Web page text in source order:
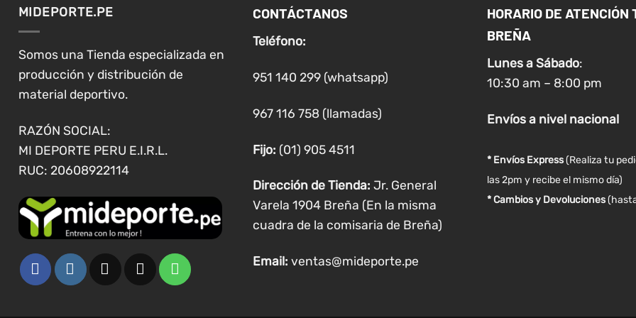
MIDEPORTE.PE
Somos una Tienda especializada en
producción y distribución de
material deportivo.
RAZÓN SOCIAL:
MI DEPORTE PERU E.I.R.L.
RUC: 20608922114
CONTÁCTANOS
Teléfono:
951 140 299 (whatsapp)
967 116 758 (llamadas)
Fijo: (01) 905 4511
Dirección de Tienda: Jr. General
Varela 1904 Breña (En la misma
cuadra de la comisaria de Breña)
Email: ventas@mideporte.pe
HORARIO DE ATENCIÓN
BREÑA
Lunes a Sábado:
10:30 am – 8:00 pm
Envíosa nivel nacional
* Envíos Express(Realiza tu
las 2pm y recibe el mismo día)
* Cambios y Devoluciones